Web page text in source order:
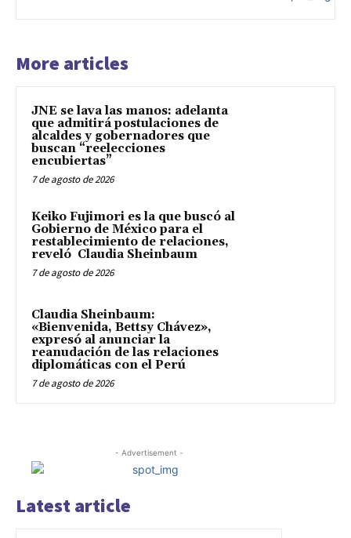
More articles
JNE se lava las manos: adelanta
que admitirá postulaciones de
alcaldes y gobernadores que
buscan “reelecciones
encubiertas”
7 de agosto de 2026
Keiko Fujimori es la que buscó al
Gobierno de México para el
restablecimiento de relaciones,
reveló Claudia Sheinbaum
7 de agosto de 2026
Claudia Sheinbaum:
«Bienvenida, Bettsy Chávez»,
expresó al anunciar la
reanudación de las relaciones
diplomáticas con el Perú
7 de agosto de 2026
- Advertisement -
Latest article